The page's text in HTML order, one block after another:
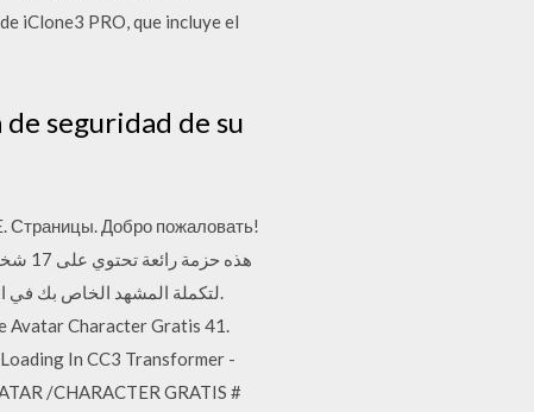
iClone3 PRO, que incluye el
seguridad de su
Добро пожаловать!
Avatar Character Gratis 41.
In CC3 Transformer -
/CHARACTER GRATIS #